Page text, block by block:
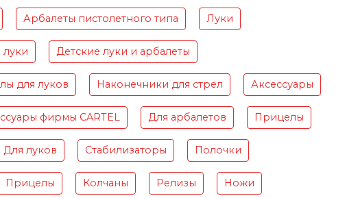
Арбалеты пистолетного типа Луки
Детские луки и арбалеты
для луков Наконечники для стрел Аксессуары
фирмы CARTEL Для арбалетов Прицелы
Для луков Стабилизаторы Полочки
Прицелы Колчаны Релизы Ножи